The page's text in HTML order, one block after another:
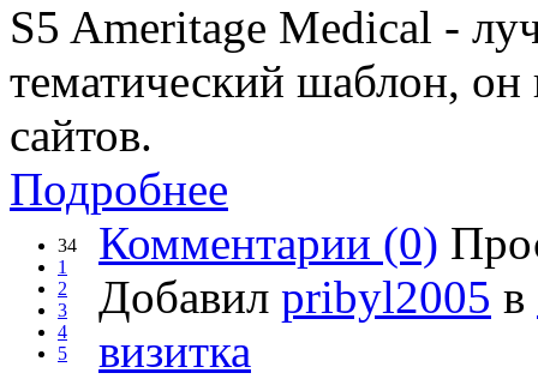
S5 Ameritage Medical -
тематический шаблон, он
сайтов.
Подробнее
34
1
2
3
4
5
Комментарии (0)
Добавил pribyl2005 в
визитка